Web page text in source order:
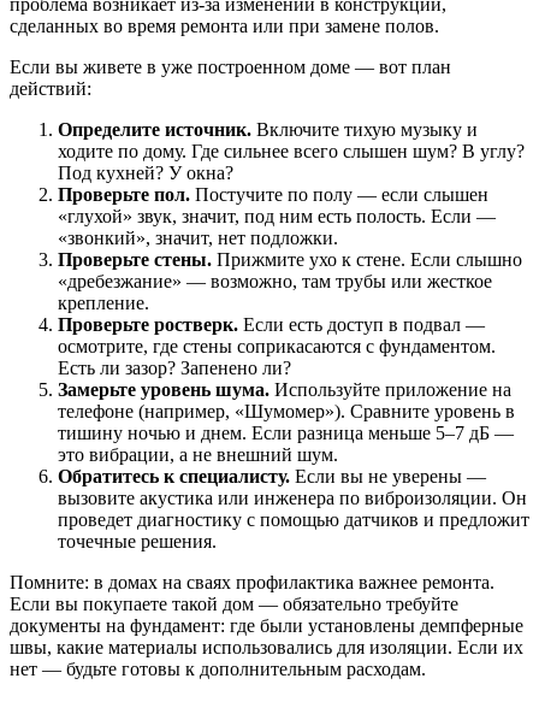
проблема возникает из-за изменений в конструкции,
сделанных во время ремонта или при замене полов.
Если вы живете в уже построенном доме — вот план
действий:
Определите источник. Включите тихую музыку и
ходите по дому. Где сильнее всего слышен шум? В углу?
Под кухней? У окна?
Проверьте пол. Постучите по полу — если слышен
«глухой» звук, значит, под ним есть полость. Если —
«звонкий», значит, нет подложки.
Проверьте стены. Прижмите ухо к стене. Если слышно
«дребезжание» — возможно, там трубы или жесткое
крепление.
Проверьте ростверк. Если есть доступ в подвал —
осмотрите, где стены соприкасаются с фундаментом.
Есть ли зазор? Запенено ли?
Замерьте уровень шума. Используйте приложение на
телефоне (например, «Шумомер»). Сравните уровень в
тишину ночью и днем. Если разница меньше 5–7 дБ —
это вибрации, а не внешний шум.
Обратитесь к специалисту. Если вы не уверены —
вызовите акустика или инженера по виброизоляции. Он
проведет диагностику с помощью датчиков и предложит
точечные решения.
Помните: в домах на сваях профилактика важнее ремонта.
Если вы покупаете такой дом — обязательно требуйте
документы на фундамент: где были установлены демпферные
швы, какие материалы использовались для изоляции. Если их
нет — будьте готовы к дополнительным расходам.